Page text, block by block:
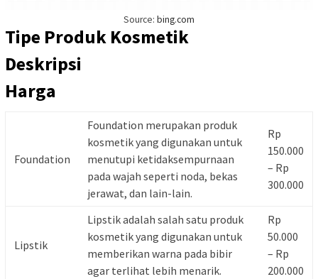
Source: bing.com
Tipe Produk Kosmetik
Deskripsi
Harga
Foundation
Foundation merupakan produk
kosmetik yang digunakan untuk
menutupi ketidaksempurnaan
pada wajah seperti noda, bekas
jerawat, dan lain-lain.
Rp
150.000
– Rp
300.000
Lipstik
Lipstik adalah salah satu produk
kosmetik yang digunakan untuk
memberikan warna pada bibir
agar terlihat lebih menarik.
Rp
50.000
– Rp
200.000